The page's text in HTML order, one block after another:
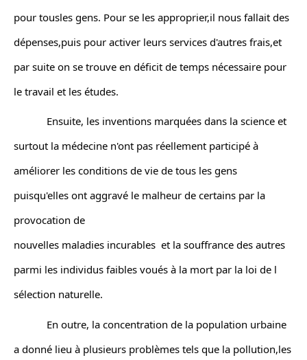
pour tousles gens. Pour se les approprier,il nous fallait des
dépenses,puis pour activer leurs services d'autres frais,et
par suite on se trouve en déficit de temps nécessaire pour
le travail et les études.
surtout la médecine n'ont pas réellement participé à
améliorer les conditions de vie de tous les gens
puisqu'elles ont aggravé le malheur de certains par la
provocation de
nouvelles maladies incurables  et la souffrance des autres
parmi les individus faibles voués à la mort par la loi de l
sélection naturelle.
a donné lieu à plusieurs problèmes tels que la pollution,les